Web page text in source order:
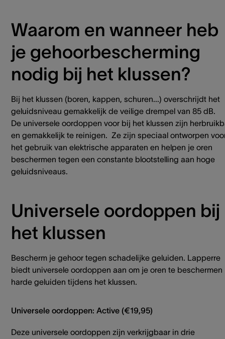
Waarom en wanneer heb
je gehoorbescherming
nodig bij het klussen?
Bij het klussen (boren, kappen, schuren...) overschrijdt het
geluidsniveau gemakkelijk de veilige drempel van 85 dB.
De universele oordoppen voor bij het klussen zijn
en gemakkelijk te reinigen. Ze zijn speciaal ontworpen
het gebruik van elektrische apparaten en helpen je oren
beschermen tegen een constante blootstelling aan hoge
geluidsniveaus.
Universele oordoppen bij
het klussen
Bescherm je gehoor tegen schadelijke geluiden. Lapperre
biedt universele oordoppen aan om je oren te beschermen
harde geluiden tijdens het klussen.
Universele oordoppen: Active (€19,95)
Deze universele oordoppen zijn verkrijgbaar in drie